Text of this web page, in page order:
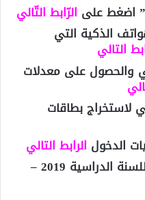
اضغط على الرّابط التّالي
الذكية التي
التالي
والحصول على معدلات
لاستخراج بطاقات
الدخول الرابط التالي
طريقة احتساب المعدلات للسنة الدراسية 2019 –